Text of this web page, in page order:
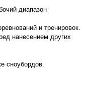
диапазон
и тренировок.
нанесением других
сноубордов.